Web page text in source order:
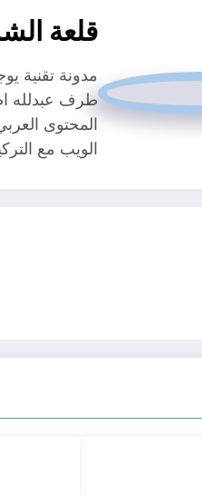
قلعة
طرف عبدلله
المحتوى
الويب مع